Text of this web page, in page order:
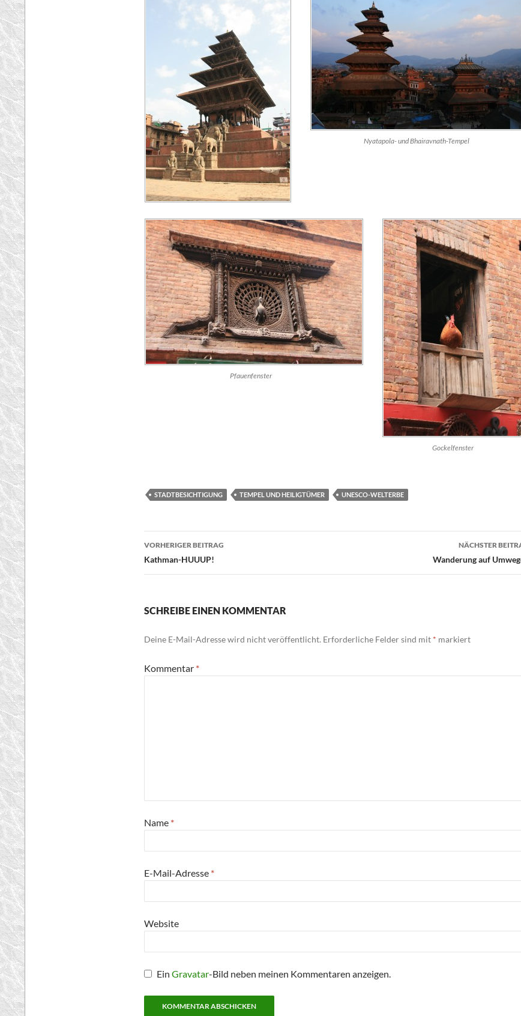
Nyatapola- und Bhairavnath-Tempel
Pfauenfenster
Gockelfenster
STADTBESICHTIGUNG TEMPEL UND HEILIGTÜMER UNESCO-WELTERBE
Beitragsnavigation
VORHERIGER BEITRAG
Kathman-HUUUP!
NÄCHSTER
Wanderung auf
SCHREIBE EINEN KOMMENTAR
Deine E-Mail-Adresse wird nicht veröffentlicht. Erforderliche Felder sind mit * markiert
Kommentar *
Name *
E-Mail-Adresse *
Website
EinGravatar-Bild neben meinen Kommentaren anzeigen.